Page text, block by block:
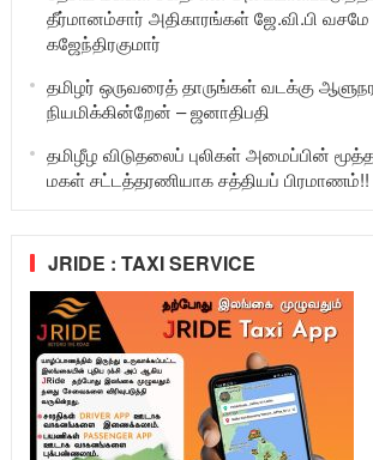
தீர்மானம்சார் அதிகாரங்கள் ஜே.வி.பி
கஜேந்திரகுமார்
தமிழர் ஒருவரைத் தாருங்கள் வடக்கு
நியமிக்கின்றேன் – ஜனாதிபதி
தமிழீழ விடுதலைப் புலிகள் அமைப்பின்
மகள் சட்டத்தரணியாக சத்தியப் பிரமாணம்!!
JRIDE : TAXI SERVICE